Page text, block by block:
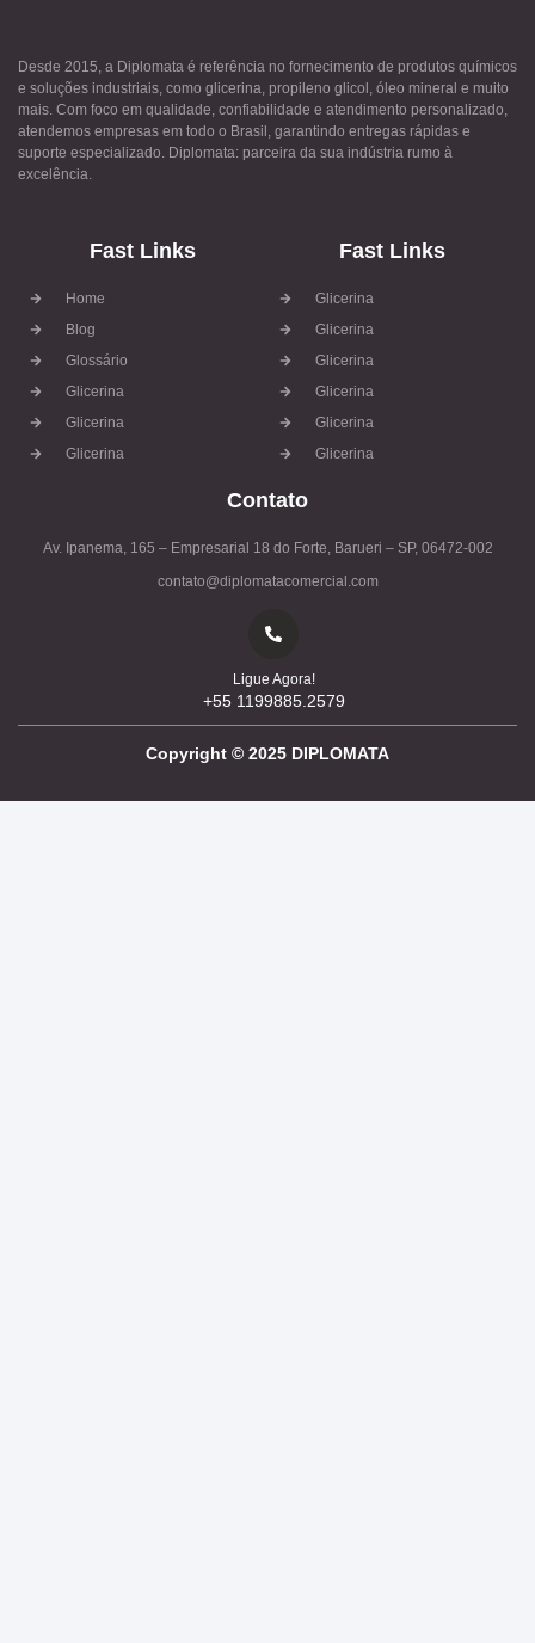
Desde 2015, a Diplomata é referência no fornecimento de produtos químicos
e soluções industriais, como glicerina, propileno glicol, óleo mineral e muito
mais. Com foco em qualidade, confiabilidade e atendimento personalizado,
atendemos empresas em todo o Brasil, garantindo entregas rápidas e
suporte especializado. Diplomata: parceira da sua indústria rumo à
excelência.
Fast Links
Home
Blog
Glossário
Glicerina
Glicerina
Glicerina
Fast Links
Glicerina
Glicerina
Glicerina
Glicerina
Glicerina
Glicerina
Contato
Av. Ipanema, 165 – Empresarial 18 do Forte, Barueri – SP, 06472-002
contato@diplomatacomercial.com
Ligue Agora!
+55 1199885.2579
Copyright © 2025 DIPLOMATA